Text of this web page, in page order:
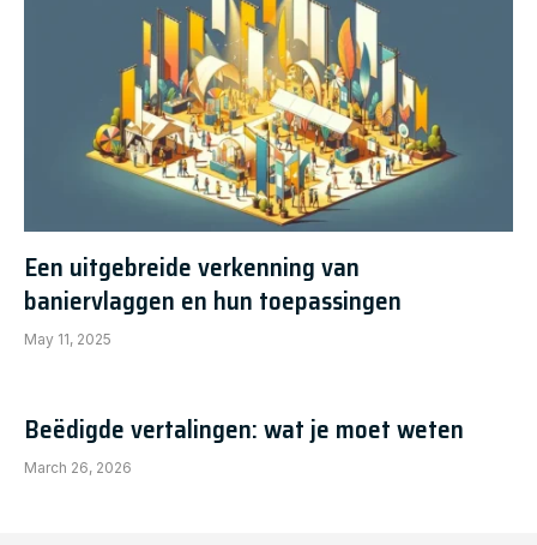
Een uitgebreide verkenning van
baniervlaggen en hun toepassingen
May 11, 2025
Beëdigde vertalingen: wat je moet weten
March 26, 2026